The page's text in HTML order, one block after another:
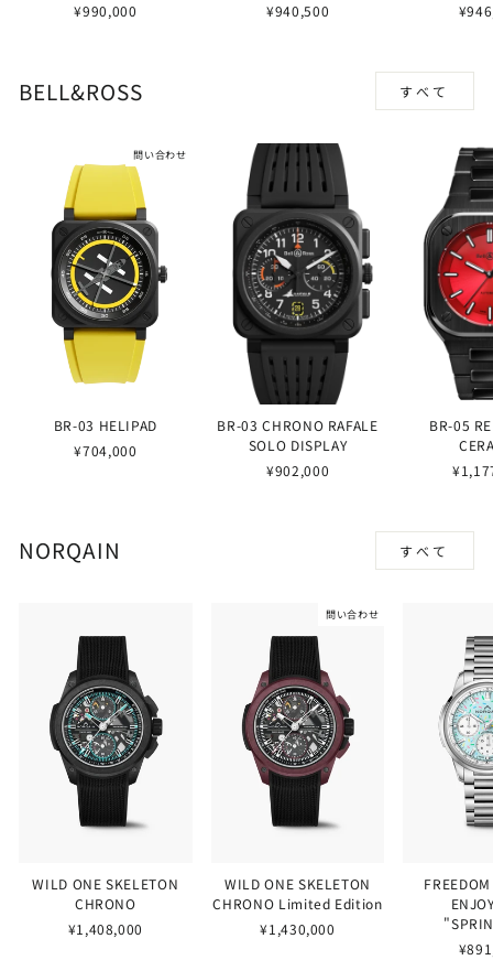
¥990,000 ¥940,500
BELL&ROSS すべて
問い合わせ
BR-03 HELIPAD
¥704,000
BR-03 CHRONO RAFALE
SOLO DISPLAY
¥902,000
BR-05
NORQAIN すべて
WILD ONE SKELETON
CHRONO
¥1,408,000
問い合わせ
WILD ONE SKELETON
CHRONO Limited Edition
¥1,430,000